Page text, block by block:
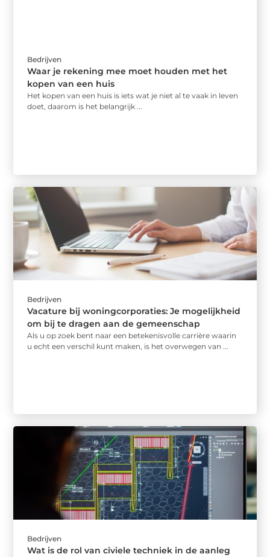
Bedrijven
Waar je rekening mee moet houden met het
kopen van een huis
Het kopen van een huis is iets wat je niet al te vaak in leven
doet, daarom is het belangrijk ...
Bedrijven
Vacature bij woningcorporaties: Je mogelijkheid
om bij te dragen aan de gemeenschap
Als u op zoek bent naar een betekenisvolle carrière waarin
u echt een verschil kunt maken, is het overwegen van ...
Bedrijven
Wat is de rol van civiele techniek in de aanleg